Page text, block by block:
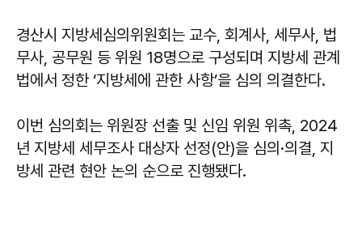
경산시 지방세심의위원회는 교수, 회계사, 세무사, 법
무사, 공무원 등 위원 18명으로 구성되며 지방세 관계
법에서 정한 ‘지방세에 관한 사항’을 심의 의결한다.
이번 심의회는 위원장 선출 및 신임 위원 위촉, 2024
년 지방세 세무조사 대상자 선정(안)을 심의·의결, 지
방세 관련 현안 논의 순으로 진행됐다.